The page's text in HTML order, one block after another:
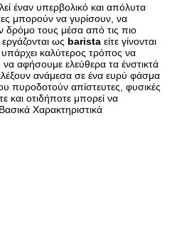
έναν υπερβολικό και απόλυτα
μπορούν να γυρίσουν, να
δρόμο τους μέσα από τις πιο
ως barista είτε γίνονται
καλύτερος τρόπος να
αφήσουμε ελεύθερα τα ένστικτά
ανάμεσα σε ένα ευρύ φάσμα
πυροδοτούν απίστευτες, φυσικές
και οτιδήποτε μπορεί να
Χαρακτηριστικά